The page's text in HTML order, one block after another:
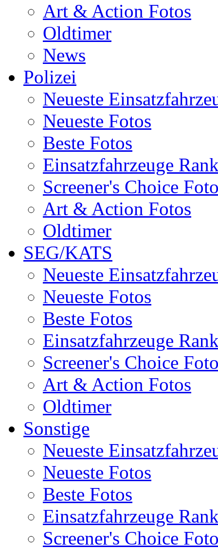
Art & Action Fotos
Oldtimer
News
Polizei
Neueste
Neueste Fotos
Beste Fotos
Einsatzfahrzeuge
Screener's Choice
Art & Action Fotos
Oldtimer
SEG/KATS
Neueste
Neueste Fotos
Beste Fotos
Einsatzfahrzeuge
Screener's Choice
Art & Action Fotos
Oldtimer
Sonstige
Neueste
Neueste Fotos
Beste Fotos
Einsatzfahrzeuge
Screener's Choice